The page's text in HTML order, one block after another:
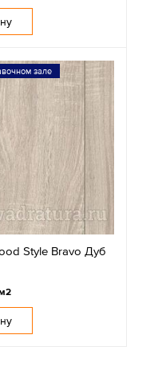
зале
Style Bravo Дуб